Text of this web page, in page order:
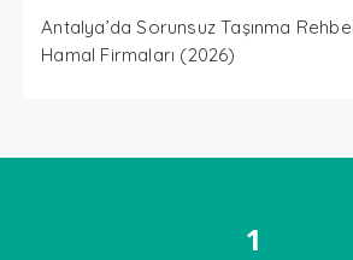
Antalya’da Sorunsuz Taşınma
Hamal Firmaları (2026)
1